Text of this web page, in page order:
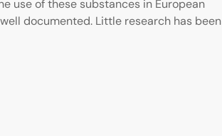
use of these substances in European
documented. Little research has been